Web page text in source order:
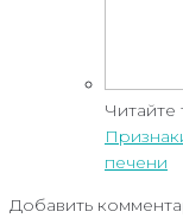
Читайте
печени
Добавить